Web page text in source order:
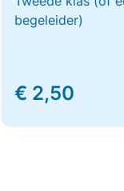
begeleider)
€ 2,50